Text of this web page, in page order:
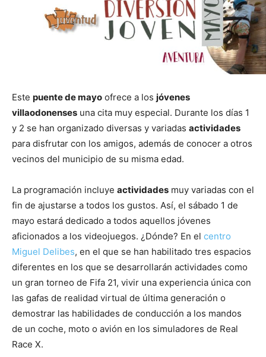
Este puente de mayo ofrece a los jóvenes
villaodonenses una cita muy especial. Durante los días 1
y 2 se han organizado diversas y variadas actividades
para disfrutar con los amigos, además de conocer a otros
vecinos del municipio de su misma edad.
La programación incluye actividades muy variadas con el
fin de ajustarse a todos los gustos. Así, el sábado 1 de
mayo estará dedicado a todos aquellos jóvenes
aficionados a los videojuegos. ¿Dónde? En el centro
Miguel Delibes, en el que se han habilitado tres espacios
diferentes en los que se desarrollarán actividades como
un gran torneo de Fifa 21, vivir una experiencia única con
las gafas de realidad virtual de última generación o
demostrar las habilidades de conducción a los mandos
de un coche, moto o avión en los simuladores de Real
Race X.